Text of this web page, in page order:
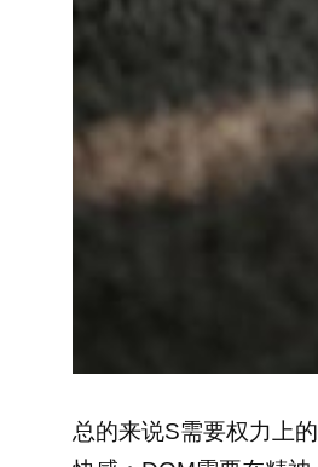
总的来说S需要权力上